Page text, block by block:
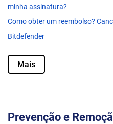
minha assinatura?
Como obter um reembolso?
Bitdefender
Mais
Prevenção e